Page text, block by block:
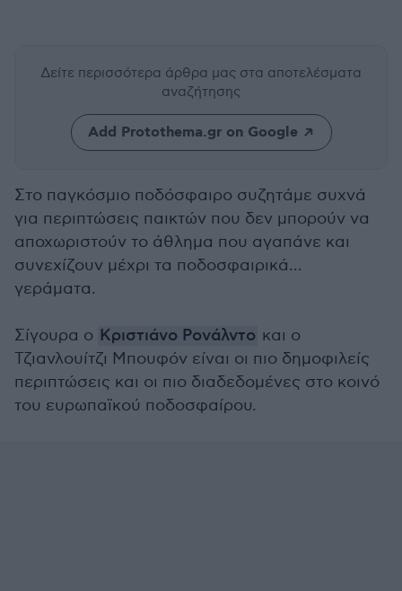
Δείτε περισσότερα άρθρα μας στα αποτελέσματα
αναζήτησης
Add Protothema.gr on Google
Στο παγκόσμιο ποδόσφαιρο συζητάμε συχνά
για περιπτώσεις παικτών που δεν μπορούν να
αποχωριστούν το άθλημα που αγαπάνε και
συνεχίζουν μέχρι τα ποδοσφαιρικά...
γεράματα.
Σίγουρα ο Κριστιάνο Ρονάλντο και ο
Τζιανλουίτζι Μπουφόν είναι οι πιο δημοφιλείς
περιπτώσεις και οι πιο διαδεδομένες στο κοινό
του ευρωπαϊκού ποδοσφαίρου.